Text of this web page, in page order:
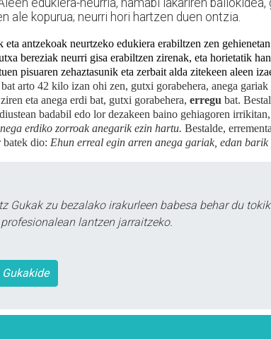
ale kopurua; neurri hori hartzen duen ontzia
eta antzekoak neurtzeko edukiera erabiltzen zen
bereziak neurri gisa erabiltzen zirenak, eta horietatik
pisuaren zehaztasunik eta zerbait alda zitekeen aleen
bat arto 42 kilo izan ohi zen, gutxi gorabehera, anega
ziren eta anega erdi bat, gutxi gorabehera, erregu bat.
badabil edo lor dezakeen baino gehiagoren
erdiko zorroak anegarik ezin hartu. Bestalde,
batek dio: Ehun erreal egin arren anega gariak, edan
Gukak zu bezalako irakurleen babesa behar du
lantzen jarraitzeko.